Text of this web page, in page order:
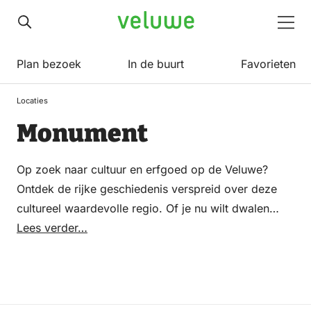
Veluwe
Plan bezoek In de buurt Favorieten
Locaties
Monument
Op zoek naar cultuur en erfgoed op de Veluwe?
Ontdek de rijke geschiedenis verspreid over deze
cultureel waardevolle regio. Of je nu wilt dwalen
door indrukwekkende musea te midden van
Lees verder…